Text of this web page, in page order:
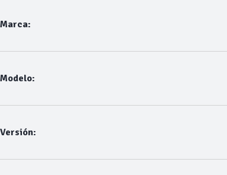
Marca:
Modelo:
Versión: